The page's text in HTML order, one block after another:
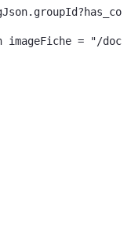
<#assign